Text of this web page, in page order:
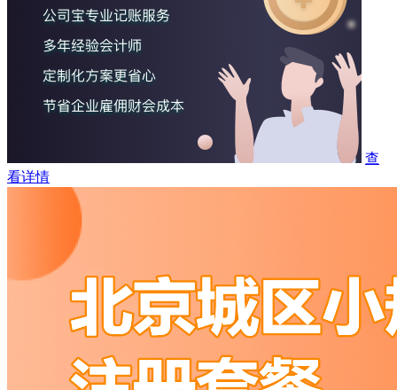
查
看详情